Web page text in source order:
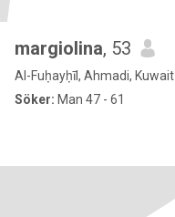
margiolina, 53
Al-Fuḥayḥīl, Ahmadi, Kuwait
Söker: Man 47 - 61